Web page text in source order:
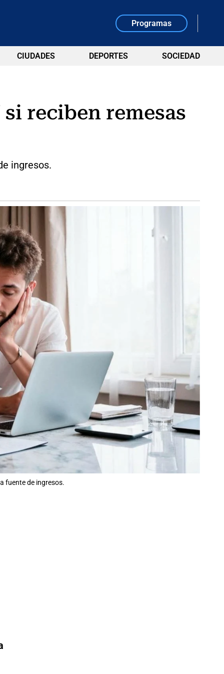
Programas
CIUDADES DEPORTES SOCIEDAD
reciben remesas
ingresos.
fuente de ingresos.